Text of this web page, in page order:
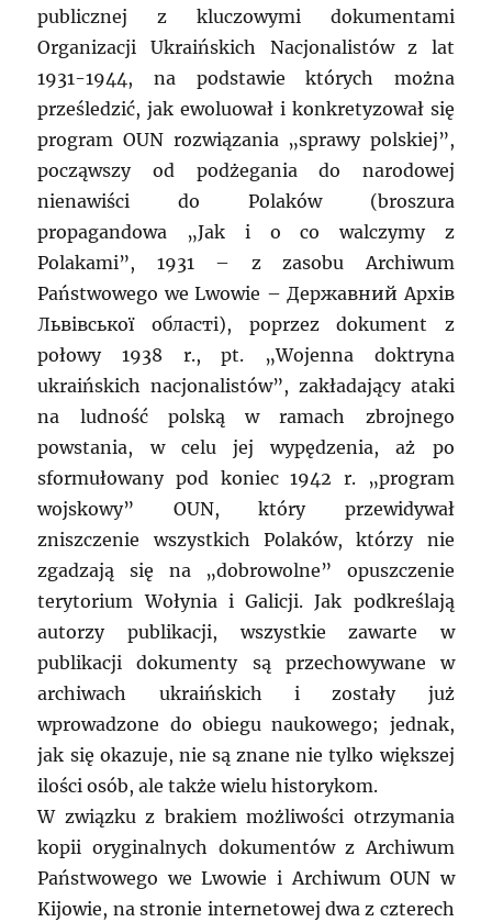
publicznej z kluczowymi dokumentami
Organizacji Ukraińskich Nacjonalistów z lat
1931-1944, na podstawie których można
prześledzić, jak ewoluował i konkretyzował się
program OUN rozwiązania „sprawy polskiej”,
począwszy od podżegania do narodowej
nienawiści do Polaków (broszura
propagandowa „Jak i o co walczymy z
Polakami”, 1931 – z zasobu Archiwum
Państwowego we Lwowie – Державний Архів
Львівської області), poprzez dokument z
połowy 1938 r., pt. „Wojenna doktryna
ukraińskich nacjonalistów”, zakładający ataki
na ludność polską w ramach zbrojnego
powstania, w celu jej wypędzenia, aż po
sformułowany pod koniec 1942 r. „program
wojskowy” OUN, który przewidywał
zniszczenie wszystkich Polaków, którzy nie
zgadzają się na „dobrowolne” opuszczenie
terytorium Wołynia i Galicji. Jak podkreślają
autorzy publikacji, wszystkie zawarte w
publikacji dokumenty są przechowywane w
archiwach ukraińskich i zostały już
wprowadzone do obiegu naukowego; jednak,
jak się okazuje, nie są znane nie tylko większej
ilości osób, ale także wielu historykom.
W związku z brakiem możliwości otrzymania
kopii oryginalnych dokumentów z Archiwum
Państwowego we Lwowie i Archiwum OUN w
Kijowie, na stronie internetowej dwa z czterech